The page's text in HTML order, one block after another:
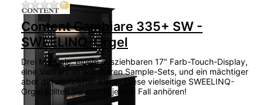
Zu diesem Produkt liegen noch keine
Content Cambiare 335+ SW -
SWEELINQ-Orgel
Drei Manuale, einem ausziehbaren 17" Farb-Touch-Display,
eine Vielzahl an wählbaren Sample-Sets, und ein mächtiger
aber differenzierter Klang: Diese vielseitige SWEELINQ-
Orgel sollten Sie sich in jedem Fall anhören!